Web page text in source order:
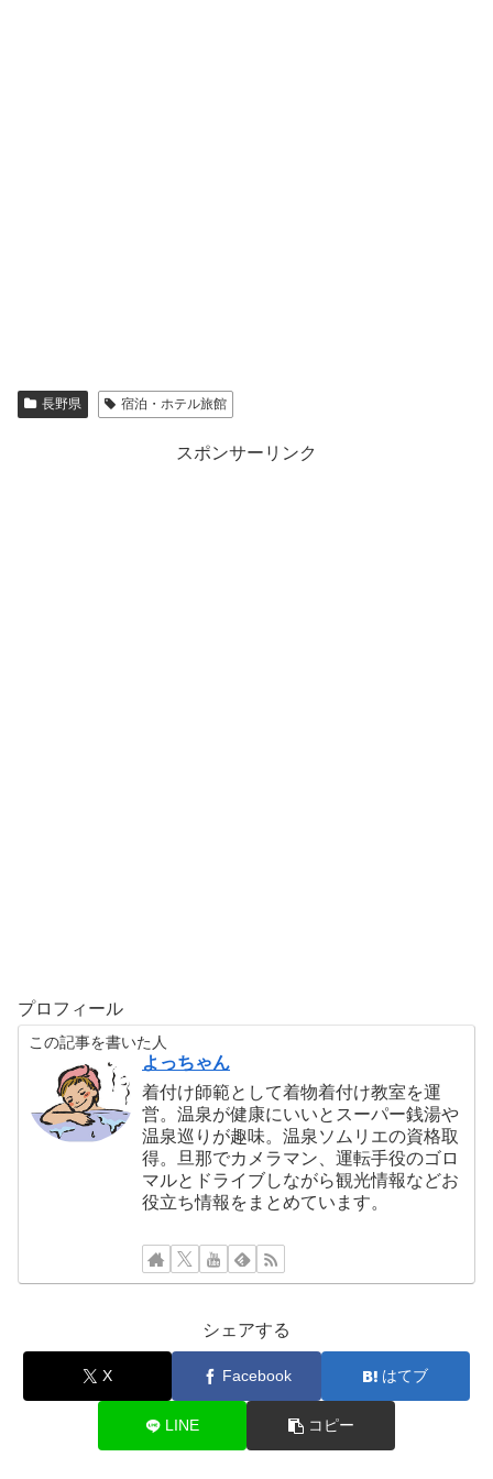
長野県 宿泊・ホテル旅館
スポンサーリンク
プロフィール
この記事を書いた人
よっちゃん
着付け師範として着物着付け教室を運
営。温泉が健康にいいとスーパー銭湯や
温泉巡りが趣味。温泉ソムリエの資格取
得。旦那でカメラマン、運転手役のゴロ
マルとドライブしながら観光情報などお
役立ち情報をまとめています。
シェアする
X Facebook はてブ
LINE コピー